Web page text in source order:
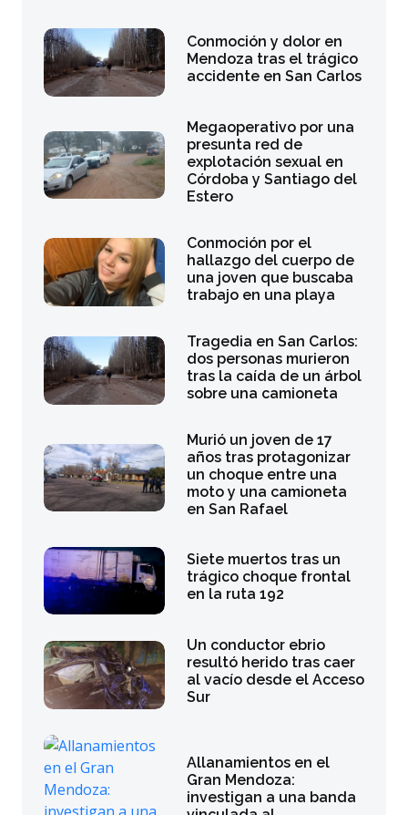
Conmoción y dolor en
Mendoza tras el trágico
accidente en San Carlos
Megaoperativo por una
presunta red de
explotación sexual en
Córdoba y Santiago del
Estero
Conmoción por el
hallazgo del cuerpo de
una joven que buscaba
trabajo en una playa
Tragedia en San Carlos:
dos personas murieron
tras la caída de un árbol
sobre una camioneta
Murió un joven de 17
años tras protagonizar
un choque entre una
moto y una camioneta
en San Rafael
Siete muertos tras un
trágico choque frontal
en la ruta 192
Un conductor ebrio
resultó herido tras caer
al vacío desde el Acceso
Sur
Allanamientos en el
Gran Mendoza:
investigan a una banda